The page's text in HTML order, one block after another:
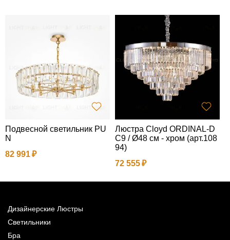
Подвесной светильник PU
N
82 991
Люстра Cloyd ORDINAL-D
C9 / Ø48 см - хром (арт.108
94)
72 555
Дизайнерские Люстры
Светильники
Бра